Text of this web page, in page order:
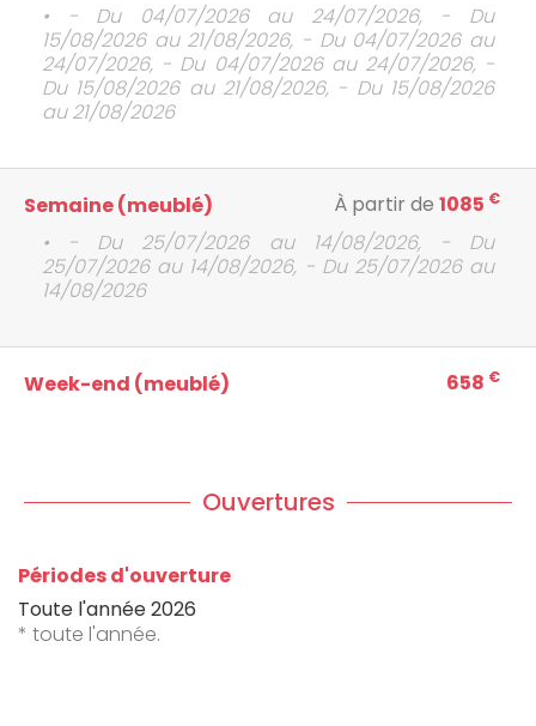
• - Du 04/07/2026 au 24/07/2026, - Du
15/08/2026 au 21/08/2026, - Du 04/07/2026 au
24/07/2026, - Du 04/07/2026 au 24/07/2026, -
Du 15/08/2026 au 21/08/2026, - Du 15/08/2026
au 21/08/2026
Semaine (meublé) À partir de 1085 €
• - Du 25/07/2026 au 14/08/2026, - Du
25/07/2026 au 14/08/2026, - Du 25/07/2026 au
14/08/2026
Week-end (meublé) 658 €
Ouvertures
Périodes d'ouverture
Toute l'année 2026
* toute l'année.